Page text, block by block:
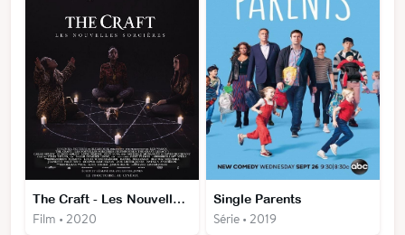
The Craft - Les Nouvelles Sorcières
Film • 2020
Single Parents
Série • 2019